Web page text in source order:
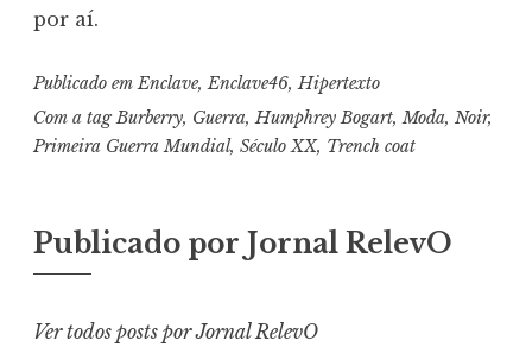
por aí.
Publicado emEnclave,Enclave46,Hipertexto
Com a tagBurberry, Guerra,Humphrey Bogart,Moda, Noir,
Primeira Guerra Mundial, Século XX, Trench coat
Publicado por Jornal RelevO
Ver todos posts por Jornal RelevO